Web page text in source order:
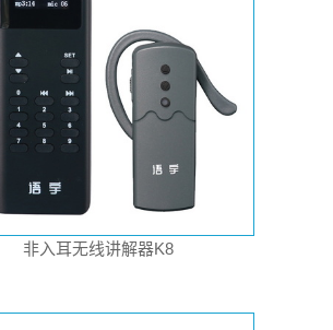
非入耳无线讲解器K8